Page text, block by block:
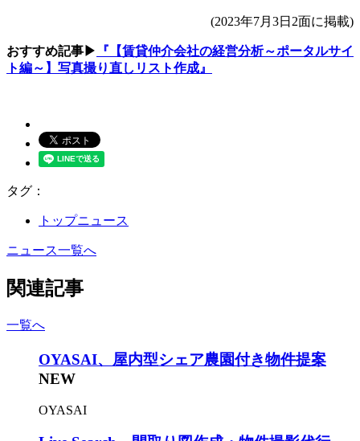
(2023年7月3日2面に掲載)
おすすめ記事▶
『【賃貸仲介会社の経営分析～ポータルサイ
ト編～】写真撮り直しリスト作成』
タグ：
トップニュース
ニュース一覧へ
関連記事
一覧へ
OYASAI、屋内型シェア農園付き物件提案
NEW
OYASAI